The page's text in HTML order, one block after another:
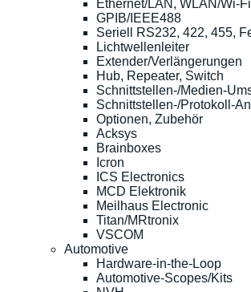
Ethernet/LAN, WLAN/Wi-Fi
GPIB/IEEE488
Seriell RS232, 422, 455,
Lichtwellenleiter
Extender/Verlängerungen
Hub, Repeater, Switch
Schnittstellen-/Medien-
Schnittstellen-/Protokoll-
Optionen, Zubehör
Acksys
Brainboxes
Icron
ICS Electronics
MCD Elektronik
Meilhaus Electronic
Titan/MRtronix
VSCOM
Automotive
Hardware-in-the-Loop
Automotive-Scopes/Kits